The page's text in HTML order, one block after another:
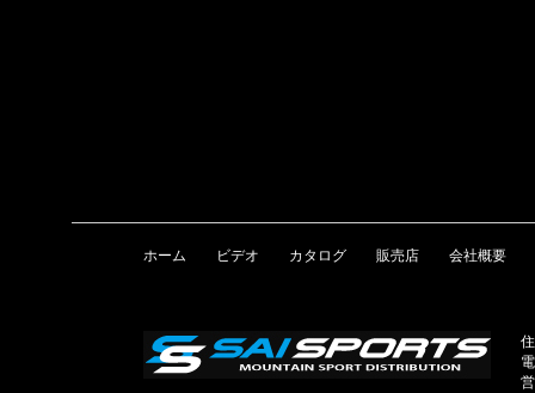
ホーム ビデオ カタログ 販売店 会社概要